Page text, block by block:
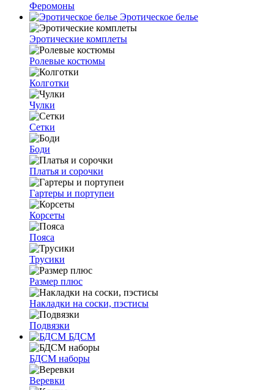
Феромоны
Эротическое белье
Эротические комплеты
Ролевые костюмы
Колготки
Чулки
Сетки
Боди
Платья и сорочки
Гартеры и портупеи
Корсеты
Пояса
Трусики
Размер плюс
Накладки на соски, пэстисы
Подвязки
БДСМ
БДСМ наборы
Веревки